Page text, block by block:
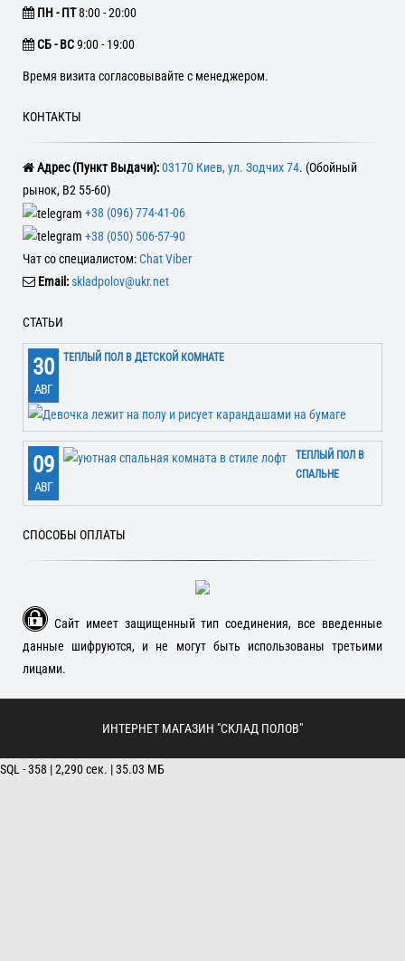
ПН - ПТ8:00 - 20:00
CБ - ВС9:00 - 19:00
Время визита согласовывайте с менеджером.
КОНТАКТЫ
Адрес (Пункт Выдачи):03170 Киев, ул. Зодчих 74. (Обойный
рынок, В2 55-60)
+38 (096) 774-41-06
+38 (050) 506-57-90
Чат со специалистом:Chat Viber
Email:skladpolov@ukr.net
СТАТЬИ
30
АВГ
ТЕПЛЫЙ ПОЛ В ДЕТСКОЙ КОМНАТЕ
09
АВГ
ТЕПЛЫЙ ПОЛ В
СПАЛЬНЕ
СПОСОБЫ ОПЛАТЫ
Сайт имеет защищенный тип соединения, все введенные
данные шифруются, и не могут быть использованы третьими
лицами.
ИНТЕРНЕТ МАГАЗИН "СКЛАД ПОЛОВ"
SQL - 358 | 2,290 сек. | 35.03 МБ